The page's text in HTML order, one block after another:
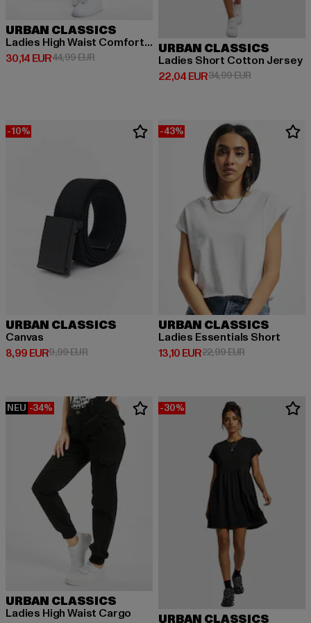
URBAN CLASSICS
Ladies High Waist Comfort Jogging
30,14 EUR
Derzeitiger Preis: 30,14 EUR
44,99 EURAktionspreis: 44,99 EUR
URBAN CLASSICS
Ladies Short Cotton Jersey
22,04 EUR
Derzeitiger Preis: 22,04 EUR
34,99 EURAktionspreis:
-10%
URBAN CLASSICS
Canvas
8,99 EUR
Derzeitiger Preis: 8,99 EUR
9,99 EURAktionspreis: 9,99 EUR
-43%
URBAN CLASSICS
Ladies Essentials Short
13,10 EUR
Derzeitiger Preis: 13,10 EUR
22,99 EURAktionspreis:
NEU -34%
URBAN CLASSICS
Ladies High Waist Cargo
-30%
URBAN CLASSICS